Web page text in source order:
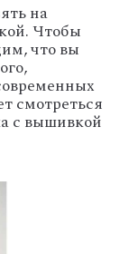
на
Чтобы
что вы
смотреться
с вышивкой